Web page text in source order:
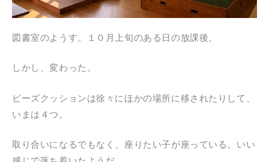
図書室のようす。１０月上旬のある日の放課後。
しかし、変わった。
ビーズクッションは徐々にほかの場所に移されたりして、
いまは４つ。
取り合いになるでもなく、座りたい子が座っている。いい